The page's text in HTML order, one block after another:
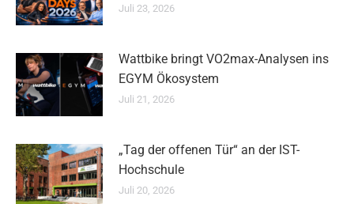
Juli 23, 2026
Wattbike bringt VO2max-Analysen ins
EGYM Ökosystem
Juli 21, 2026
„Tag der offenen Tür“ an der IST-
Hochschule
Juli 20, 2026